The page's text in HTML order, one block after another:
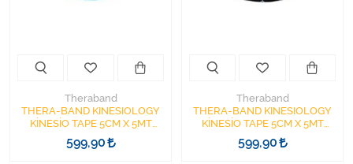
Theraband
THERA-BAND KINESIOLOGY
KİNESİO TAPE 5CM X 5MT
MAVİ-BEYAZ DESENLİ MADE
IN USA
599,90
Theraband
THERA-BAND KINESIOLOGY
KİNESİO TAPE 5CM X 5MT
SİYAH/BEYAZ DESENLİ MADE
IN USA
599,90